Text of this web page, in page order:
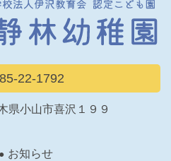
22-1792
小山市喜沢１９９
お知らせ